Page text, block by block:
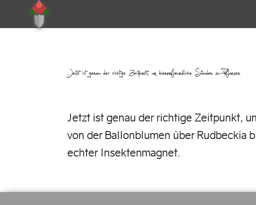
Jetzt ist genau der richtige Zeitpunkt, um bienenfreundliche Stauden zu Pflanzen…
Jetzt ist genau der richtige Zeitpunkt,
von der Ballonblumen über Rudbeckia
echter Insektenmagnet.